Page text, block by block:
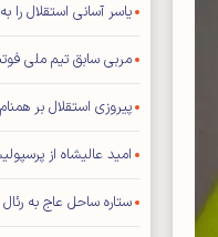
یاسر آسانی استقلال را
مربی سابق تیم ملی
پیروزی استقلال بر
امید عالیشاه از
ستاره ساحل عاج به